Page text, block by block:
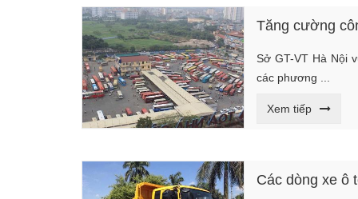
Tăng cường
Sở GT-VT Hà Nội
các phương ...
Xem tiếp
Các dòng xe ô